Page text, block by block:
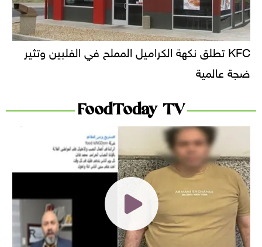
KFC تطلق نكهة الكراميل المملح في الفلبين وتثير
ضجة عالمية
FoodToday TV